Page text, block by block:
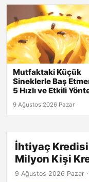
Mutfaktaki Küçük
Sineklerle Baş
5 Hızlı ve Etkili
9 Ağustos 2026 Pazar
İhtiyaç
Milyon Kişi
9 Ağustos 2026 Pazar